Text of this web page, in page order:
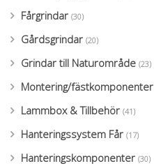
Fårgrindar (30)
Gårdsgrindar (20)
Grindar till Naturområde (23)
Montering/fästkomponenter
Lammbox & Tillbehör (41)
Hanteringssystem Får (17)
Hanteringskomponenter (30)